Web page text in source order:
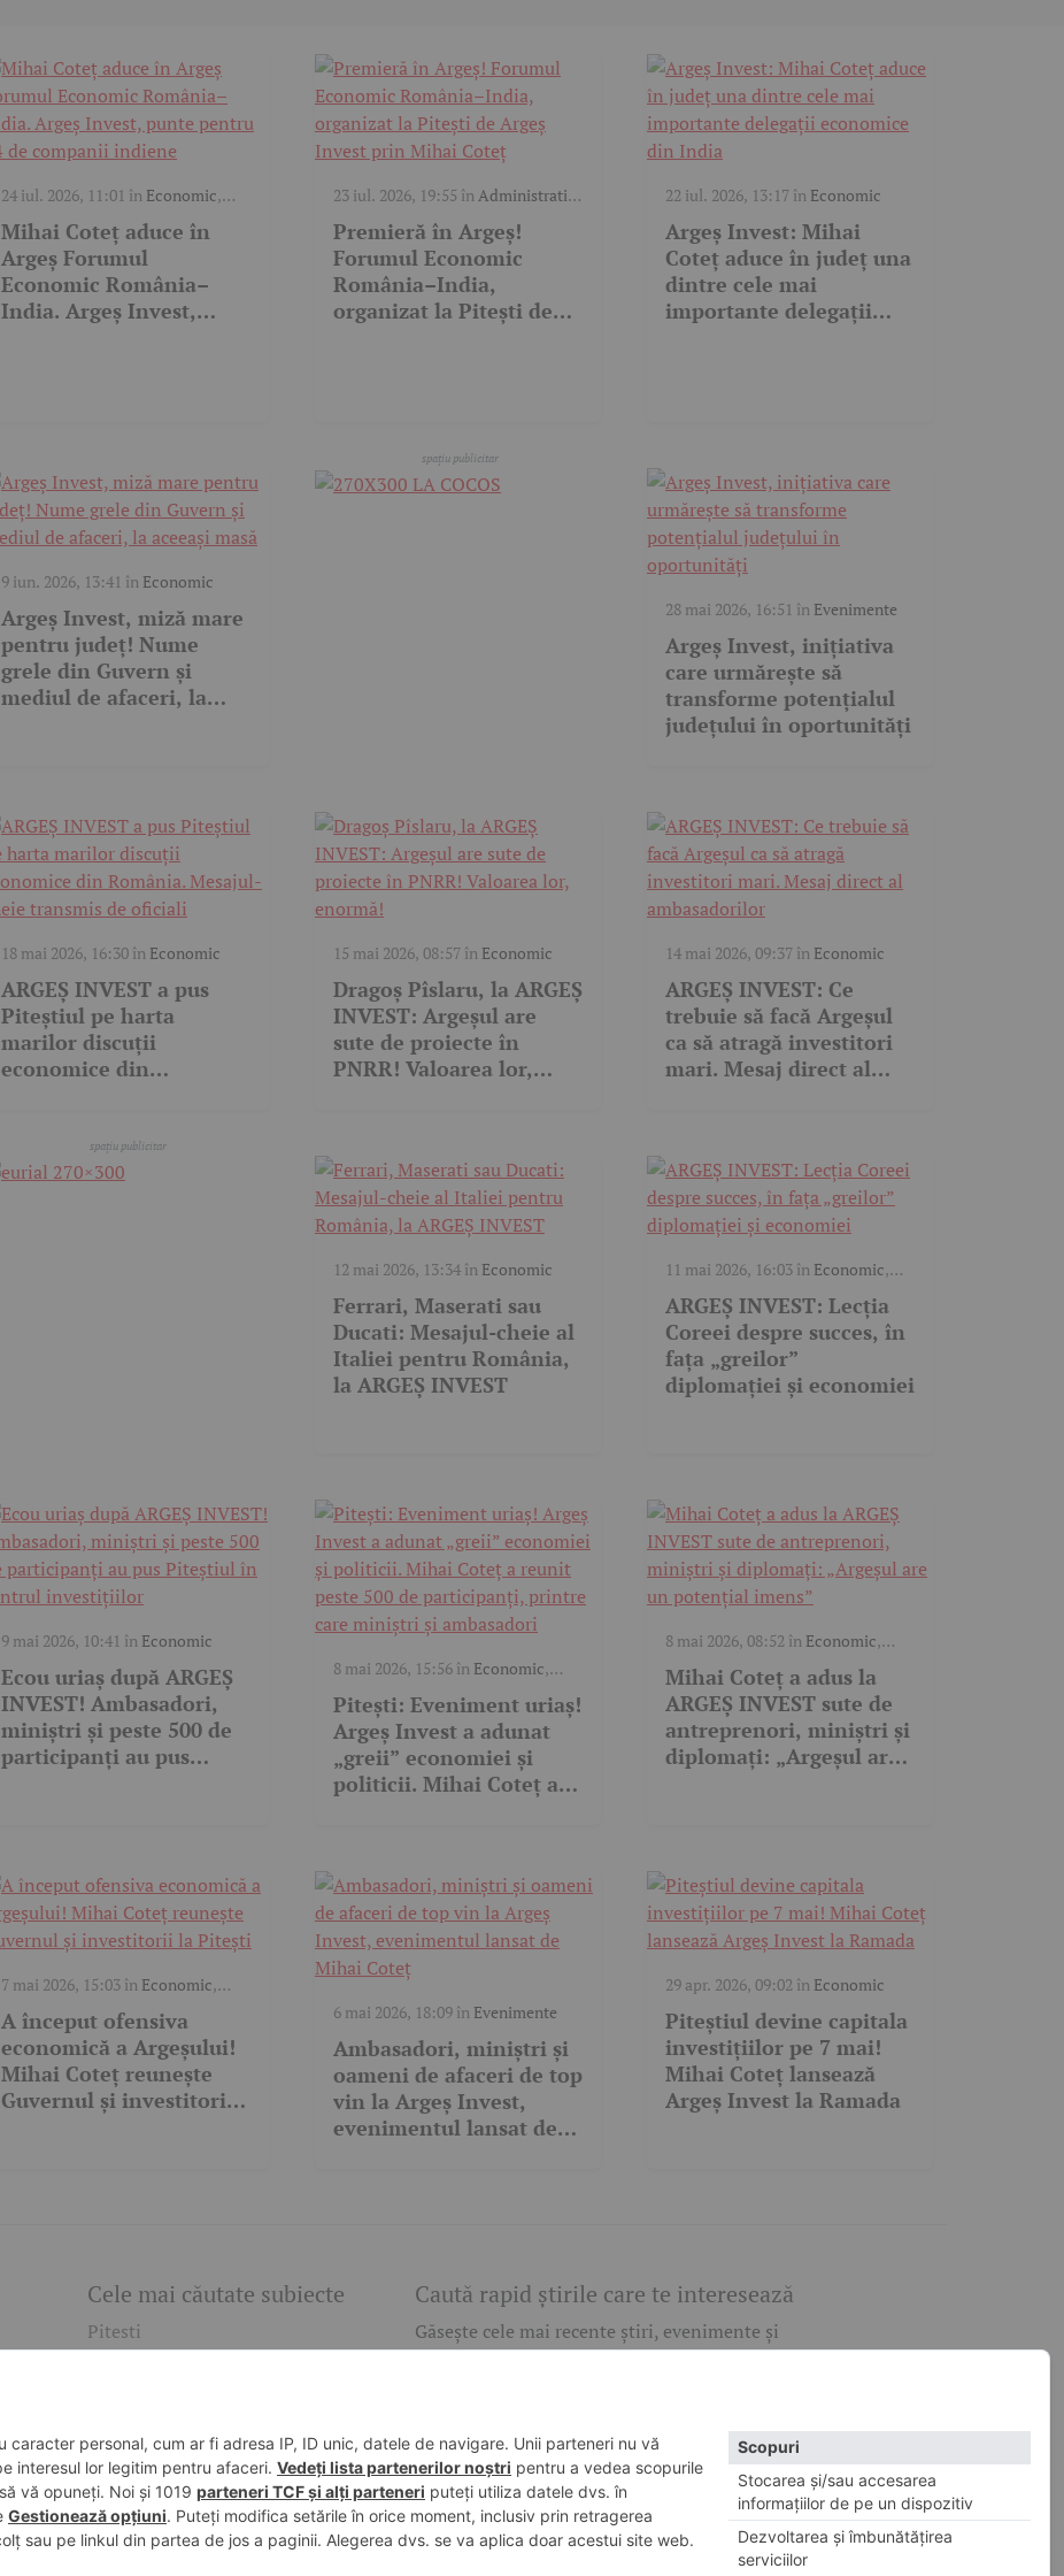
24 iul. 2026, 11:01 în Economic,
Politic
Mihai Coteț aduce în
Argeș Forumul
Economic România–
India. Argeș Invest,
23 iul. 2026, 19:55 înAdministrativ,
Economic
Politic ,Video
Premieră în Argeș!
Forumul Economic
România–India,
organizat la Pitești de
22 iul. 2026, 13:17 în Economic
Argeș Invest: Mihai
Coteț aduce în județ una
dintre cele mai
importante delegații
9 iun. 2026, 13:41 în Economic
Argeș Invest, miză mare
pentru județ! Nume
grele din Guvern și
mediul de afaceri, la
28 mai 2026, 16:51 în Evenimente
Argeș Invest, inițiativa
care urmărește să
transforme potențialul
județului în oportunități
18 mai 2026, 16:30 în Economic
ARGEȘ INVEST a pus
Piteștiul pe harta
marilor discuții
economice din
15 mai 2026, 08:57 în Economic
Dragoș Pîslaru, la ARGEȘ
INVEST: Argeșul are
sute de proiecte în
PNRR! Valoarea lor,
14 mai 2026, 09:37 în Economic
ARGEȘ INVEST: Ce
trebuie să facă Argeșul
ca să atragă investitori
mari. Mesaj direct al
12 mai 2026, 13:34 în Economic
Ferrari, Maserati sau
Ducati: Mesajul-cheie al
Italiei pentru România,
la ARGEȘ INVEST
11 mai 2026, 16:03 în Economic,
Video
ARGEȘ INVEST: Lecția
Coreei despre succes, în
fața „greilor”
diplomației și economiei
9 mai 2026, 10:41 în Economic
Ecou uriaș după ARGEȘ
INVEST! Ambasadori,
miniștri și peste 500 de
participanți au pus
8 mai 2026, 15:56 în Economic,
Video
Pitești: Eveniment uriaș!
Argeș Invest a adunat
„greii” economiei și
politicii. Mihai Coteț a
ambasadori
8 mai 2026, 08:52 în Economic,
Politic
Mihai Coteț a adus la
ARGEȘ INVEST sute de
antreprenori, miniștri și
diplomați: „Argeșul are
7 mai 2026, 15:03 în Economic,
Video
A început ofensiva
economică a Argeșului!
Mihai Coteț reunește
Guvernul și investitorii
6 mai 2026, 18:09 în Evenimente
Ambasadori, miniștri și
oameni de afaceri de top
vin la Argeș Invest,
evenimentul lansat de
29 apr. 2026, 09:02 în Economic
Piteștiul devine capitala
investițiilor pe 7 mai!
Mihai Coteț lansează
Argeș Invest la Ramada
Cele mai căutate subiecte
Pitesti
politia
mioveni
Caută rapid știrile care te interesează
Găsește cele mai recente știri, evenimente și
subiecte de interes din orașul tău. Introdu un
Caută